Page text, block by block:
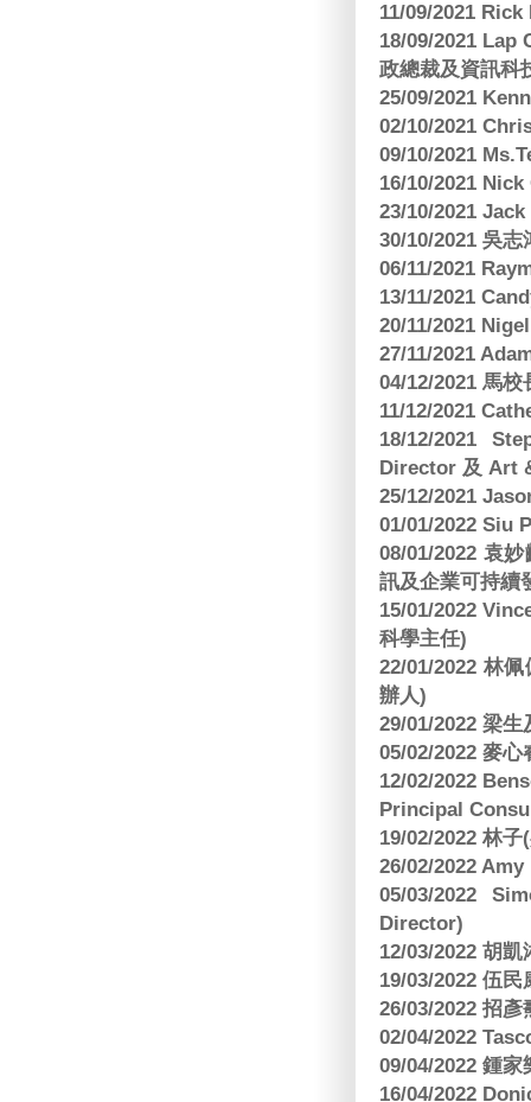
11/09/2021
18/09/2021
政總裁及資訊科
25/09/2021
02/10/2021
09/10/2021
16/10/2021
23/10/2021
30/10/2021 吳
06/11/2021
13/11/2021
20/11/2021
27/11/2021
04/12/2021 馬
11/12/2021
18/12/2021
Director 及 Art
25/12/2021
01/01/2022 Siu
08/01/2022 袁
訊及企業可持續
15/01/2022
科學主任)
22/01/2022 林
辦人)
29/01/2022 梁
05/02/2022 麥
12/02/2022
Principal
19/02/2022 林
26/02/2022
05/03/2022
Director)
12/03/2022 胡
19/03/2022 伍
26/03/2022 招
02/04/2022
09/04/2022 鍾
16/04/2022